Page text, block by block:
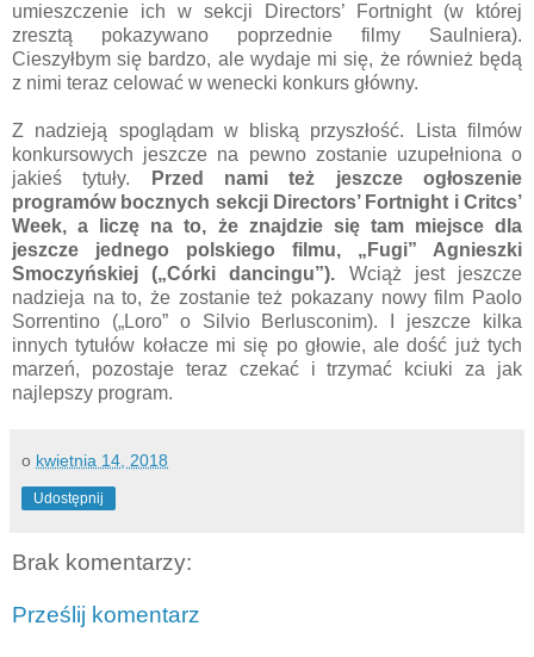
umieszczenie ich w sekcji Directors’ Fortnight (w której
zresztą pokazywano poprzednie filmy Saulniera).
Cieszyłbym się bardzo, ale wydaje mi się, że również będą
z nimi teraz celować w wenecki konkurs główny.
Z nadzieją spoglądam w bliską przyszłość. Lista filmów
konkursowych jeszcze na pewno zostanie uzupełniona o
jakieś tytuły.
Przed nami też jeszcze ogłoszenie
programów bocznych sekcji Directors’ Fortnight i Critcs’
Week, a liczę na to, że znajdzie się tam miejsce dla
jeszcze jednego polskiego filmu, „Fugi” Agnieszki
Smoczyńskiej („Córki dancingu”). Wciąż jest jeszcze
nadzieja na to, że zostanie też pokazany nowy film Paolo
Sorrentino („Loro” o Silvio Berlusconim). I jeszcze kilka
innych tytułów kołacze mi się po głowie, ale dość już tych
marzeń, pozostaje teraz czekać i trzymać kciuki za jak
najlepszy program.
o kwietnia 14, 2018
Udostępnij
Brak komentarzy:
Prześlij komentarz